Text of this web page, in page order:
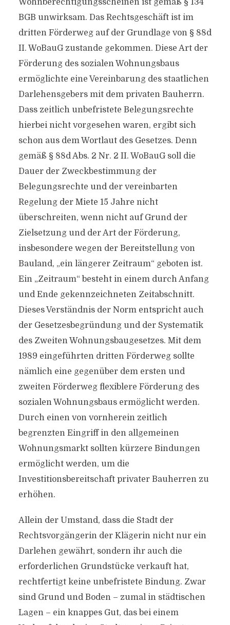
Wohnberechtigungsscheinen ist gemäß § 134
BGB unwirksam. Das Rechtsgeschäft ist im
dritten Förderweg auf der Grundlage von § 88d
II. WoBauG zustande gekommen. Diese Art der
Förderung des sozialen Wohnungsbaus
ermöglichte eine Vereinbarung des staatlichen
Darlehensgebers mit dem privaten Bauherrn.
Dass zeitlich unbefristete Belegungsrechte
hierbei nicht vorgesehen waren, ergibt sich
schon aus dem Wortlaut des Gesetzes. Denn
gemäß § 88d Abs. 2 Nr. 2 II. WoBauG soll die
Dauer der Zweckbestimmung der
Belegungsrechte und der vereinbarten
Regelung der Miete 15 Jahre nicht
überschreiten, wenn nicht auf Grund der
Zielsetzung und der Art der Förderung,
insbesondere wegen der Bereitstellung von
Bauland, „ein längerer Zeitraum“ geboten ist.
Ein „Zeitraum“ besteht in einem durch Anfang
und Ende gekennzeichneten Zeitabschnitt.
Dieses Verständnis der Norm entspricht auch
der Gesetzesbegründung und der Systematik
des Zweiten Wohnungsbaugesetzes. Mit dem
1989 eingeführten dritten Förderweg sollte
nämlich eine gegenüber dem ersten und
zweiten Förderweg flexiblere Förderung des
sozialen Wohnungsbaus ermöglicht werden.
Durch einen von vornherein zeitlich
begrenzten Eingriff in den allgemeinen
Wohnungsmarkt sollten kürzere Bindungen
ermöglicht werden, um die
Investitionsbereitschaft privater Bauherren zu
erhöhen.
Allein der Umstand, dass die Stadt der
Rechtsvorgängerin der Klägerin nicht nur ein
Darlehen gewährt, sondern ihr auch die
erforderlichen Grundstücke verkauft hat,
rechtfertigt keine unbefristete Bindung. Zwar
sind Grund und Boden – zumal in städtischen
Lagen – ein knappes Gut, das bei einem